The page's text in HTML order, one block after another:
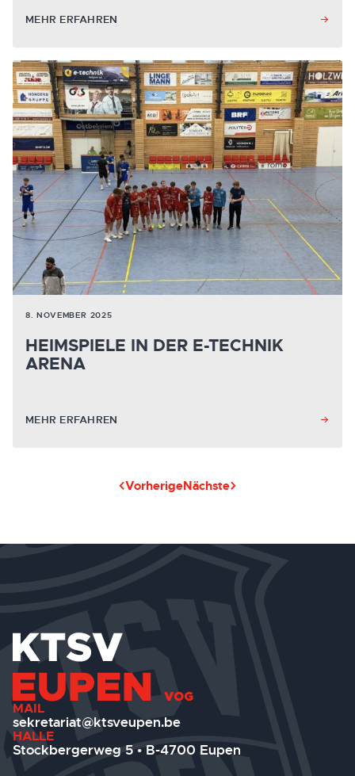
MEHR ERFAHREN
8. NOVEMBER 2025
HEIMSPIELE IN DER E-TECHNIK
ARENA
MEHR ERFAHREN
VorherigeNächste
MAIL
sekretariat@ktsveupen.be
HALLE
Stockbergerweg 5 • B-4700 Eupen